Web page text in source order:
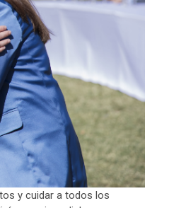
y cuidar a todos los